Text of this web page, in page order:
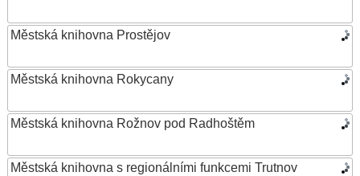
Městská knihovna Prostějov
Městská knihovna Rokycany
Městská knihovna Rožnov pod Radhoštěm
Městská knihovna s regionálními funkcemi Trutnov